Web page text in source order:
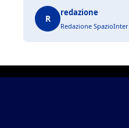
R
redazione
Redazione SpazioInter